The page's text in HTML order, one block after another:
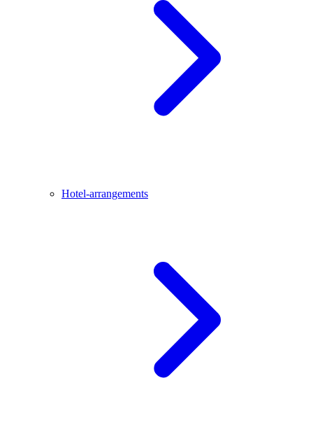
Hotel-arrangements